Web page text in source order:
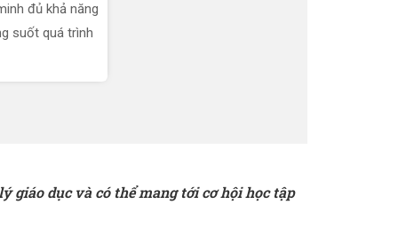
đủ khả năng
suốt quá trình
giáo dục và có thể mang tới cơ hội học tập